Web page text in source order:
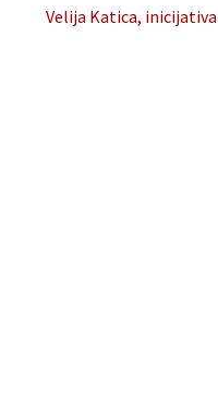
Velija Katica, inicijativa